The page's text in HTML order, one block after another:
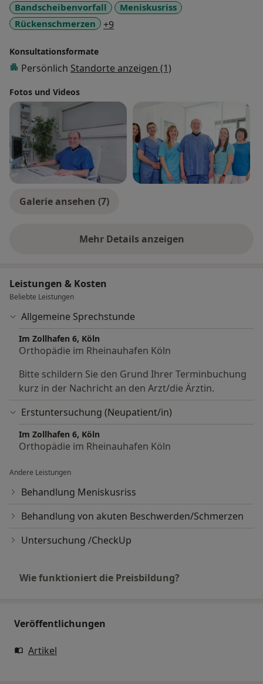
Bandscheibenvorfall
Meniskusriss
Rückenschmerzen
+9a11y_sr_more_diseases
Konsultationsformate
Persönlich Standorte anzeigen (1)
Fotos und Videos
Galerie ansehen (7)
Mehr Details anzeigen
über Erfahrungen
Leistungen & Kosten
Beliebte Leistungen
Allgemeine Sprechstunde
Im Zollhafen 6, Köln
Orthopädie im Rheinauhafen Köln
Bitte schildern Sie den Grund Ihrer Terminbuchung
kurz in der Nachricht an den Arzt/die Ärztin.
Erstuntersuchung (Neupatient/in)
Im Zollhafen 6, Köln
Orthopädie im Rheinauhafen Köln
Andere Leistungen
Behandlung Meniskusriss
Behandlung von akuten Beschwerden/Schmerzen
Untersuchung /CheckUp
Wie funktioniert die Preisbildung?
Veröffentlichungen
Artikel